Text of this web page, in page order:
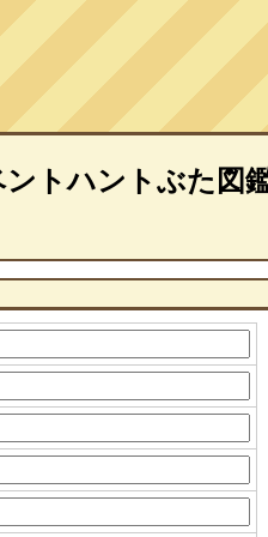
トハントぶた図